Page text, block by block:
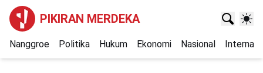
PIKIRAN MERDEKA
Nanggroe Politika Hukum Ekonomi Nasional